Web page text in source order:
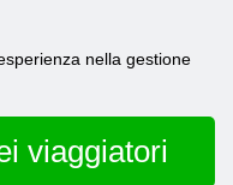
nella gestione
viaggiatori